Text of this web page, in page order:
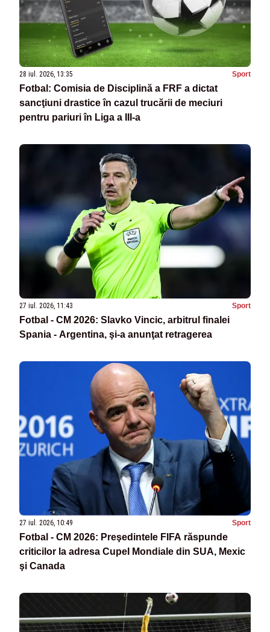
28 iul. 2026, 13:35 Sport
Fotbal: Comisia de Disciplină a FRF a dictat
sancţiuni drastice în cazul trucării de meciuri
pentru pariuri în Liga a III-a
27 iul. 2026, 11:43 Sport
Fotbal - CM 2026: Slavko Vincic, arbitrul finalei
Spania - Argentina, şi-a anunţat retragerea
27 iul. 2026, 10:49 Sport
Fotbal - CM 2026: Preşedintele FIFA răspunde
criticilor la adresa CupeI Mondiale din SUA, Mexic
şi Canada